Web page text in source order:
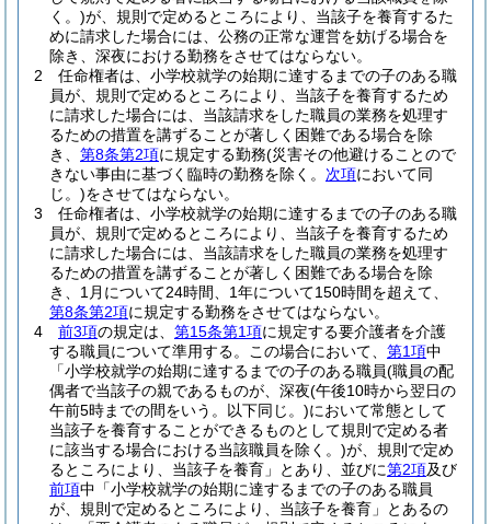
く。)が、規則で定めるところにより、当該子を養育するた
めに請求した場合には、公務の正常な運営を妨げる場合を
除き、深夜における勤務をさせてはならない。
2
任命権者は、小学校就学の始期に達するまでの子のある職
員が、規則で定めるところにより、当該子を養育するため
に請求した場合には、当該請求をした職員の業務を処理す
るための措置を講ずることが著しく困難である場合を除
き、 第8条第2項に規定する勤務(災害その他避けることので
きない事由に基づく臨時の勤務を除く。 次項において同
じ。)をさせてはならない。
3
任命権者は、小学校就学の始期に達するまでの子のある職
員が、規則で定めるところにより、当該子を養育するため
に請求した場合には、当該請求をした職員の業務を処理す
るための措置を講ずることが著しく困難である場合を除
き、1月について24時間、1年について150時間を超えて、
第8条第2項に規定する勤務をさせてはならない。
4
前3項の規定は、 第15条第1項に規定する要介護者を介護
する職員について準用する。
この場合において、 第1項中
「小学校就学の始期に達するまでの子のある職員(職員の配
偶者で当該子の親であるものが、深夜(午後10時から翌日の
午前5時までの間をいう。以下同じ。)において常態として
当該子を養育することができるものとして規則で定める者
に該当する場合における当該職員を除く。)が、規則で定め
るところにより、当該子を養育」とあり、並びに第2項及び
前項中「小学校就学の始期に達するまでの子のある職員
が、規則で定めるところにより、当該子を養育」とあるの